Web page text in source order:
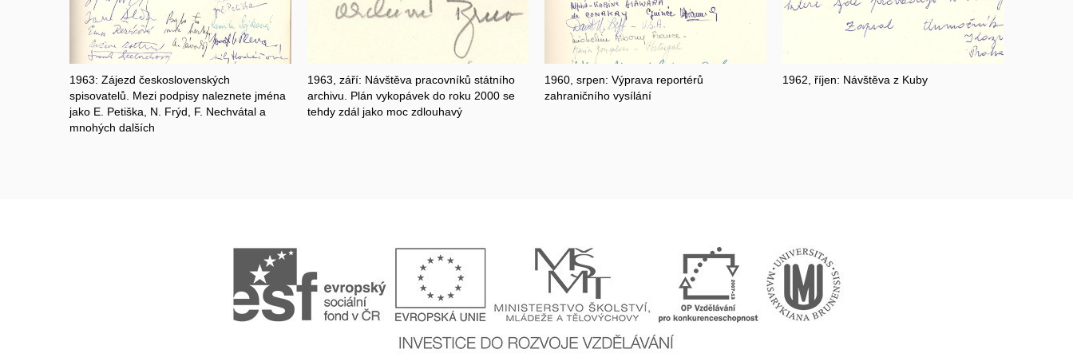
1963: Zájezd československých
spisovatelů. Mezi podpisy naleznete jména
jako E. Petiška, N. Frýd, F. Nechvátal a
mnohých dalších
1963, září: Návštěva pracovníků státního
archivu. Plán vykopávek do roku 2000 se
tehdy zdál jako moc zdlouhavý
1960, srpen: Výprava reportérů
zahraničního vysílání
1962, říjen: Návštěva z Kuby